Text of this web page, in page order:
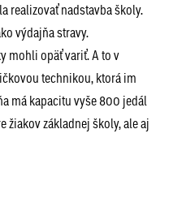
realizovať nadstavba školy.
výdajňa stravy.
mohli opäť variť. A to v
technikou, ktorá im
má kapacitu vyše 800 jedál
žiakov základnej školy, ale aj